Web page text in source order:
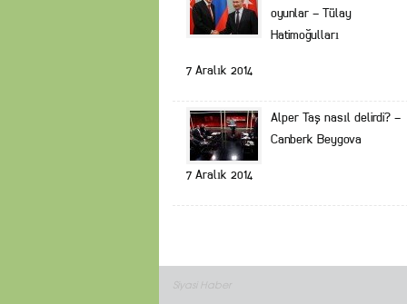
oyunlar – Tülay
Hatimoğulları
7 Aralık 2014
Alper Taş nasıl delirdi? –
Canberk Beygova
7 Aralık 2014
Siyasi Haber